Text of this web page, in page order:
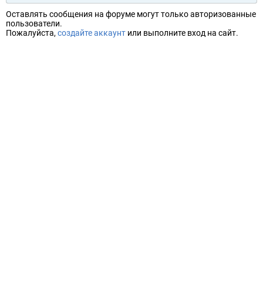
Оставлять сообщения на форуме могут только авторизованные
пользователи.
Пожалуйста, создайте аккаунт или выполните вход на сайт.